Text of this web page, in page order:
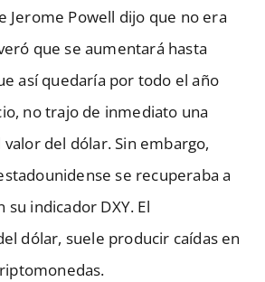
Jerome Powell dijo que no era
que se aumentará hasta
así quedaría por todo el año
no trajo de inmediato una
del dólar. Sin embargo,
se recuperaba a
indicador DXY. El
dólar, suele producir caídas en